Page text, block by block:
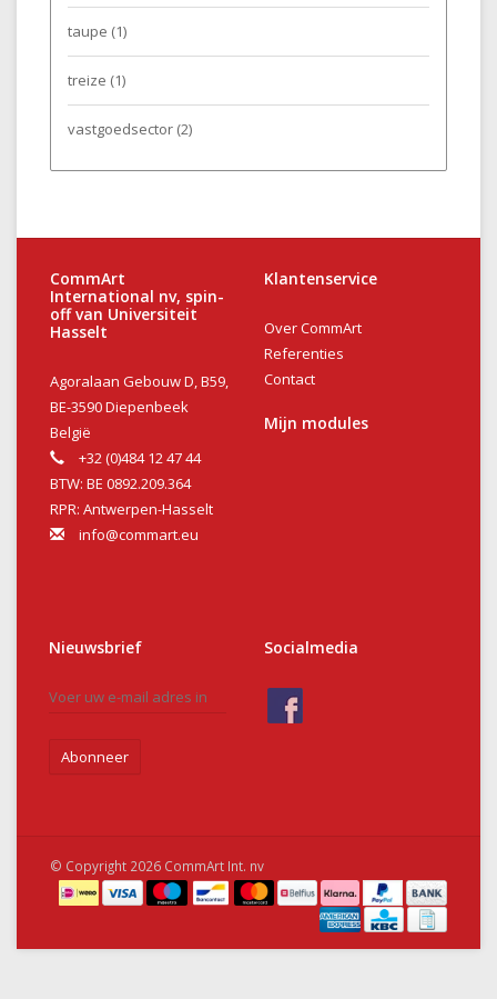
taupe (1)
treize (1)
vastgoedsector (2)
CommArt
International nv, spin-
off van Universiteit
Hasselt
Agoralaan Gebouw D, B59,
BE-3590 Diepenbeek
België
+32 (0)484 12 47 44
BTW: BE 0892.209.364
RPR: Antwerpen-Hasselt
info@commart.eu
Klantenservice
Over CommArt
Referenties
Contact
Mijn modules
Nieuwsbrief
Abonneer
Socialmedia
© Copyright 2026 CommArt Int. nv